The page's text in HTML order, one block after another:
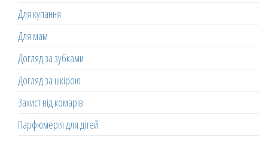
Для купання
Для мам
Догляд за зубками
Догляд за шкірою
Захист від комарів
Парфюмерія для дітей